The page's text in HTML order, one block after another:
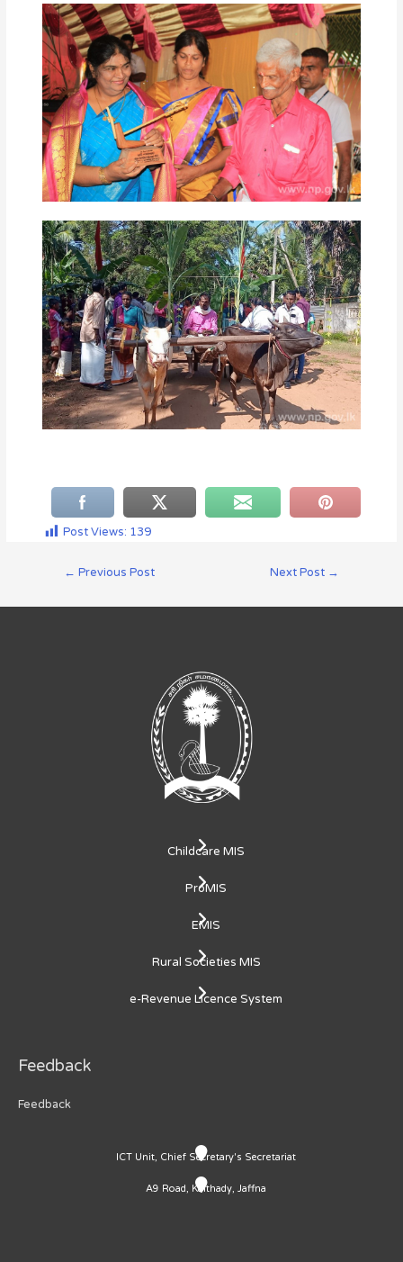
Post Views: 139
← Previous Post Next Post →
Childcare MIS
ProMIS
EMIS
Rural Societies MIS
e-Revenue Licence System
Feedback
Feedback
ICT Unit, Chief Secretary's Secretariat
A9 Road, Kaithady, Jaffna